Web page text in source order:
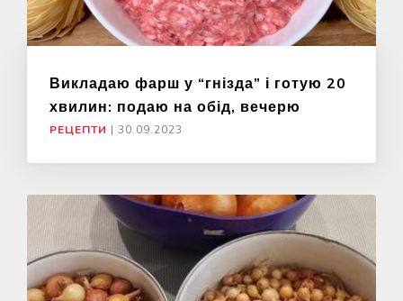
Викладаю фарш у “гнізда” і готую 20
хвилин: подаю на обід, вечерю
РЕЦЕПТИ | 30.09.2023